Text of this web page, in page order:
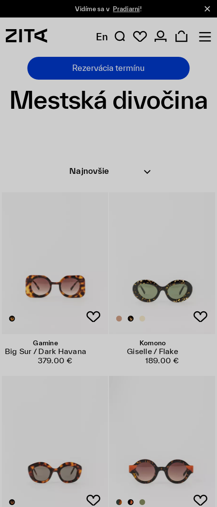
Vidíme sa v Pradiarni!
En
Rezervácia termínu
Mestská divočina
Najnovšie
Gamine
Big Sur / Dark Havana
379.00 €
Komono
Giselle / Flake
189.00 €